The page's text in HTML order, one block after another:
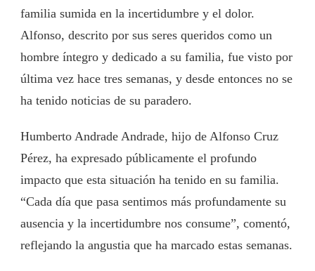
familia sumida en la incertidumbre y el dolor.
Alfonso, descrito por sus seres queridos como un
hombre íntegro y dedicado a su familia, fue visto por
última vez hace tres semanas, y desde entonces no se
ha tenido noticias de su paradero.
Humberto Andrade Andrade, hijo de Alfonso Cruz
Pérez, ha expresado públicamente el profundo
impacto que esta situación ha tenido en su familia.
“Cada día que pasa sentimos más profundamente su
ausencia y la incertidumbre nos consume”, comentó,
reflejando la angustia que ha marcado estas semanas.